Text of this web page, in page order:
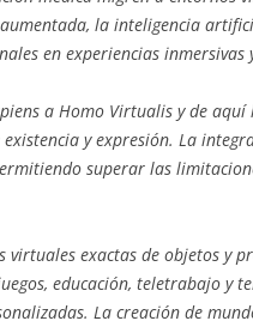
la inteligencia
en experiencias inmersivas
a Homo Virtualis y de aquí
y expresión. La
superar las
virtuales exactas de objetos y
educación, teletrabajo y
La creación de